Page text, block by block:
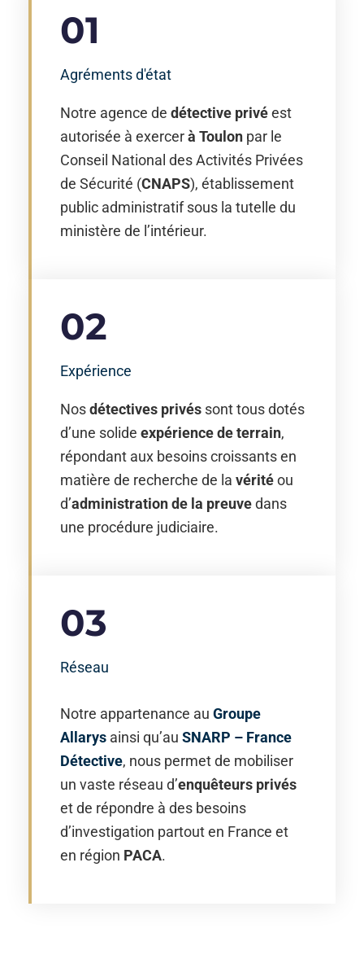
01
Agréments d'état
Notre agence de détective privéest
autorisée à exercerà Toulon par le
Conseil National des Activités Privées
de Sécurité (CNAPS), établissement
public administratif sous la tutelle du
ministère de l’intérieur.
02
Expérience
Nosdétectives privés sont tous dotés
d’une solide expérience de terrain,
répondant aux besoins croissants en
matière de recherche de la véritéou
d’administration de la preuvedans
une procédure judiciaire.
03
Réseau
Notre appartenance au Groupe
Allarys ainsi qu’au SNARP – France
Détective, nous permet de mobiliser
un vaste réseau d’enquêteurs privés
et de répondre à des besoins
d’investigation partout en France et
en région PACA.